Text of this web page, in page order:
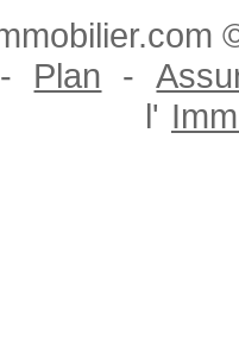
Plan -
l'